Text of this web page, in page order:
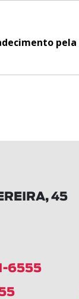
pela
45
6555